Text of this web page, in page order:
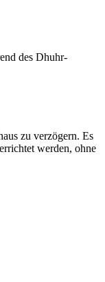
des Dhuhr-
zu verzögern. Es
werden, ohne